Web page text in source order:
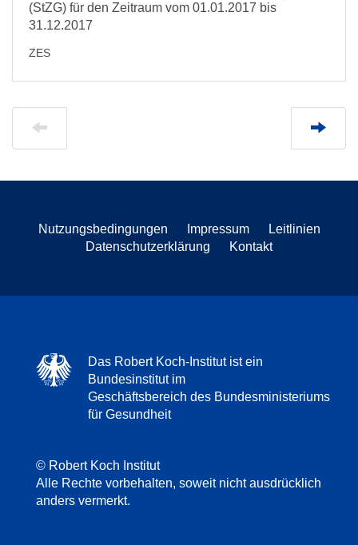
(StZG) für den Zeitraum vom 01.01.2017 bis
31.12.2017
ZES
Nutzungsbedingungen Impressum
Leitlinien
Datenschutzerklärung
Kontakt
Das Robert Koch-Institut ist ein
Bundesinstitut im
Geschäftsbereich des Bundesministeriums
für Gesundheit
© Robert Koch Institut
Alle Rechte vorbehalten, soweit nicht ausdrücklich
anders vermerkt.